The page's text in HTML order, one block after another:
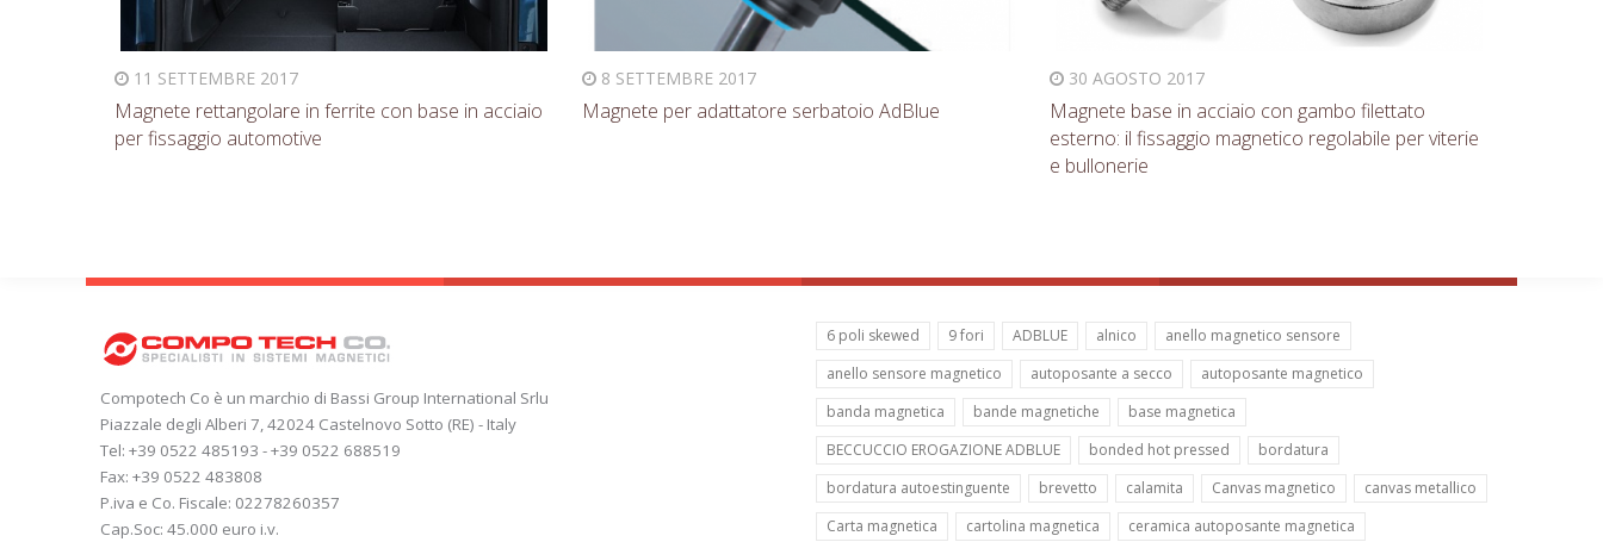
11 SETTEMBRE 2017
Magnete rettangolare in ferrite con base in acciaio
per fissaggio automotive
8 SETTEMBRE 2017
Magnete per adattatore serbatoio AdBlue
30 AGOSTO 2017
Magnete base in acciaio con gambo filettato
esterno: il fissaggio magnetico regolabile per viterie
e bullonerie
Compotech Co è un marchio di Bassi Group International Srlu
Piazzale degli Alberi 7, 42024 Castelnovo Sotto (RE) - Italy
Tel: +39 0522 485193 - +39 0522 688519
Fax: +39 0522 483808
P.iva e Co. Fiscale: 02278260357
Cap.Soc: 45.000 euro i.v.
6 poli skewed 9 fori ADBLUE alnico
anello magnetico sensore
anello sensore magnetico
autoposante a secco
autoposante magnetico
banda magnetica
bande magnetiche
base magnetica
BECCUCCIO EROGAZIONE ADBLUE
bonded hot pressed
bordatura
bordatura autoestinguente
brevetto calamita Canvas magnetico
canvas metallico
Carta magnetica
cartolina magnetica
ceramica autoposante magnetica